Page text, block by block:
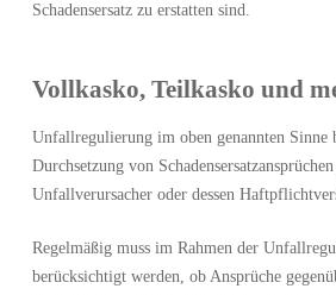
Schadensersatz zu erstatten sind.
Vollkasko, Teilkasko und
Unfallregulierung im oben genannten
Durchsetzung von
Unfallverursacher oder dessen
Regelmäßig muss im Rahmen der
berücksichtigt werden, ob Ansprüche